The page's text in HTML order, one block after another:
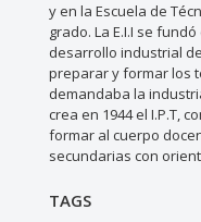
y en la Escuela de
grado. La E.I.I se
desarrollo industrial
preparar y formar los
demandaba la
crea en 1944 el I.P.T,
formar al cuerpo
secundarias con
TAGS